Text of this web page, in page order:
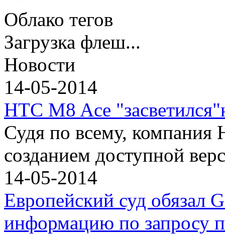
Облако тегов
Загрузка флеш...
Новости
14-05-2014
HTC M8 Ace
Судя по всему, компания
созданием доступной
14-05-2014
Европейский суд обязал
информацию по запросу